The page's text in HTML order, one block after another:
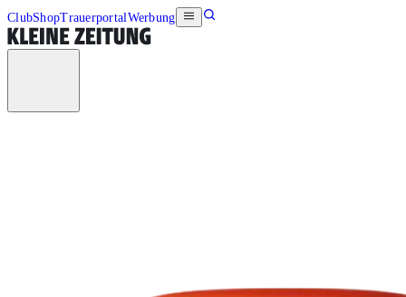
ClubShopTrauerportalWerbung